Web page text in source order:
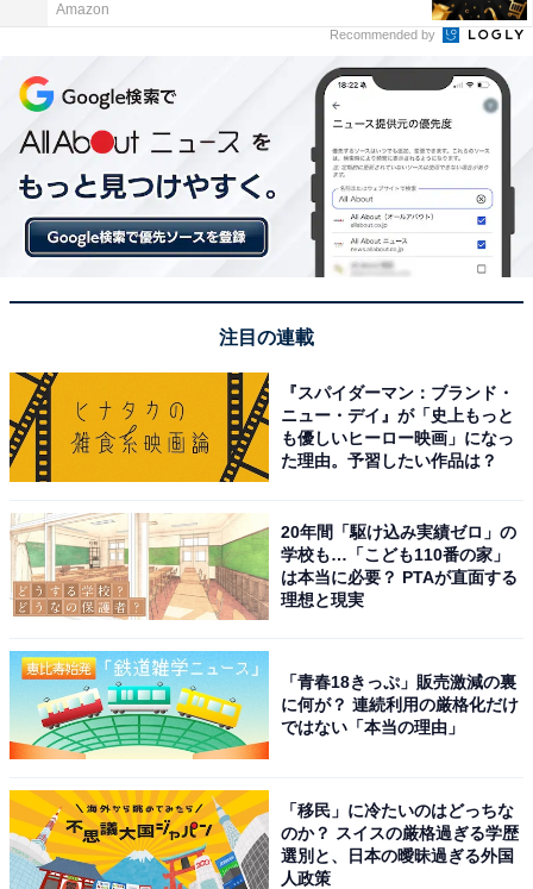
Amazon
Recommended by
注目の連載
『スパイダーマン：ブランド・
ニュー・デイ』が「史上もっと
も優しいヒーロー映画」になっ
た理由。予習したい作品は？
20年間「駆け込み実績ゼロ」の
学校も…「こども110番の家」
は本当に必要？ PTAが直面する
理想と現実
「青春18きっぷ」販売激減の裏
に何が？ 連続利用の厳格化だけ
ではない「本当の理由」
「移民」に冷たいのはどっちな
のか？ スイスの厳格過ぎる学歴
選別と、日本の曖昧過ぎる外国
人政策